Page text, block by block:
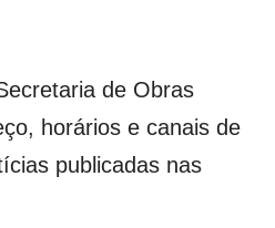
de Obras
horários e canais de
publicadas nas